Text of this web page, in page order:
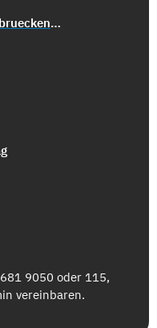
ordnungsamt@saarbruecken.de
9050 oder 115,
vereinbaren.